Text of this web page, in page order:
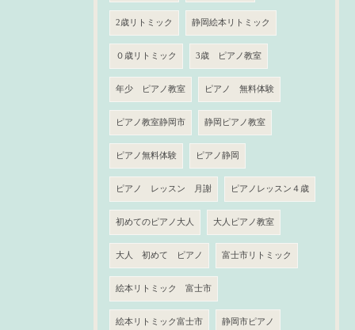
2歳リトミック 静岡絵本リトミック
０歳リトミック 3歳 ピアノ教室
年少 ピアノ教室 ピアノ 無料体験
ピアノ教室静岡市 静岡ピアノ教室
ピアノ無料体験 ピアノ静岡
ピアノ レッスン 月謝 ピアノレッスン４歳
初めてのピアノ大人 大人ピアノ教室
大人 初めて ピアノ 富士市リトミック
絵本リトミック 富士市
絵本リトミック富士市 静岡市ピアノ